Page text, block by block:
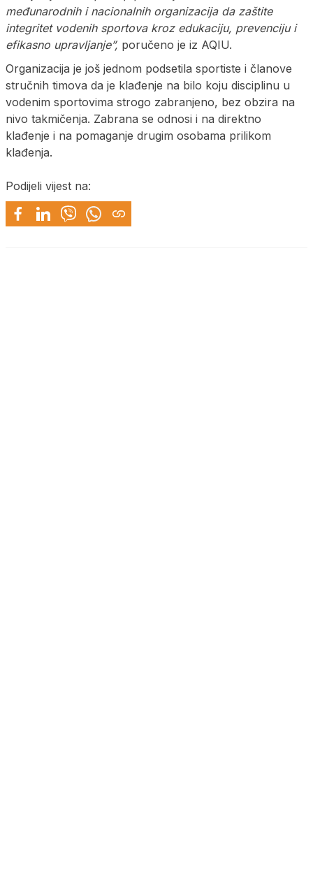
međunarodnih i nacionalnih organizacija da zaštite
integritet vodenih sportova kroz edukaciju, prevenciju i
efikasno upravljanje”, poručeno je iz AQIU.
Organizacija je još jednom podsetila sportiste i članove
stručnih timova da je klađenje na bilo koju disciplinu u
vodenim sportovima strogo zabranjeno, bez obzira na
nivo takmičenja. Zabrana se odnosi i na direktno
klađenje i na pomaganje drugim osobama prilikom
klađenja.
Podijeli vijest na: